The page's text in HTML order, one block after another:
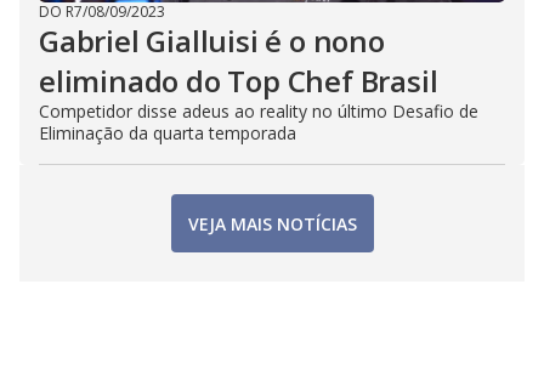
DO R7/08/09/2023
Gabriel Gialluisi é o nono
eliminado do Top Chef Brasil
Competidor disse adeus ao reality no último Desafio de
Eliminação da quarta temporada
VEJA MAIS NOTÍCIAS